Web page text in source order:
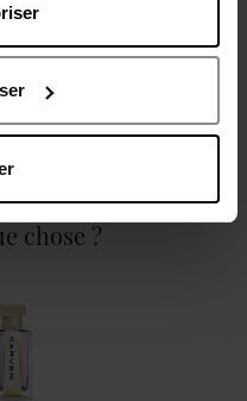
aux avis des clients
chose ?